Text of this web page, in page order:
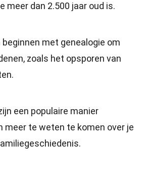
meer dan 2.500 jaar oud is.
met genealogie om
zoals het opsporen van
een populaire manier
meer te weten te komen over je